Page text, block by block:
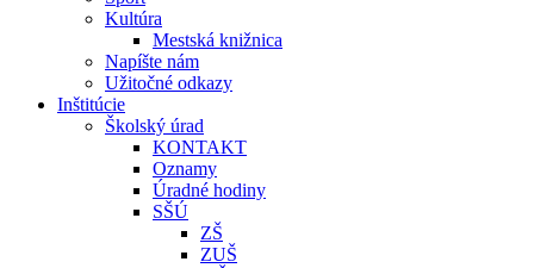
Kultúra
Mestská knižnica
Napíšte nám
Užitočné odkazy
Inštitúcie
Školský úrad
KONTAKT
Oznamy
Úradné hodiny
SŠÚ
ZŠ
ZUŠ